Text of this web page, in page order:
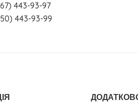
(Minimal) Residual Disease in AML
443-93-97
443-93-99